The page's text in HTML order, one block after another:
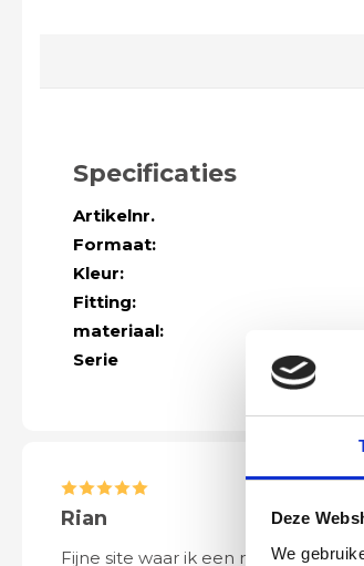
Deze
We
Specificaties
Artikelnr.
Formaat:
Kleur:
Fitting:
materiaal:
Serie
Rian
Fijne site waar ik een mooie